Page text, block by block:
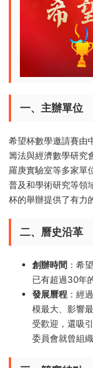
一、主辦單位
希望杯數學邀請賽由
籌法與經濟數學研究
羅庚實驗室等多家單
普及和學術研究等領
杯的舉辦提供了有力
二、曆史沿革
創辦時間 ：希
已有超過30年
發展曆程 ：經
模最大、影響
受歡迎，還吸
委員會就曾組